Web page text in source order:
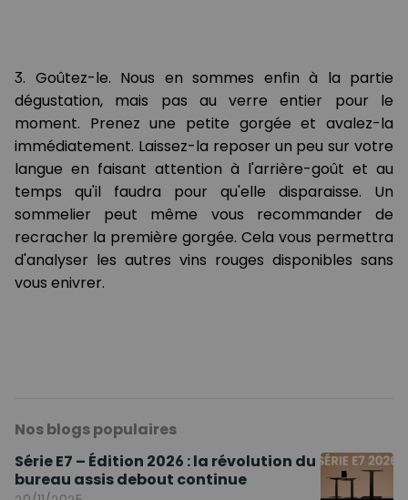
3. Goûtez-le. Nous en sommes enfin à la partie
dégustation, mais pas au verre entier pour le
moment. Prenez une petite gorgée et avalez-la
immédiatement. Laissez-la reposer un peu sur votre
langue en faisant attention à l'arrière-goût et au
temps qu'il faudra pour qu'elle disparaisse. Un
sommelier peut même vous recommander de
recracher la première gorgée. Cela vous permettra
d'analyser les autres vins rouges disponibles sans
vous enivrer.
Nos blogs populaires
Série E7 – Édition 2026 : la révolution du
bureau assis debout continue